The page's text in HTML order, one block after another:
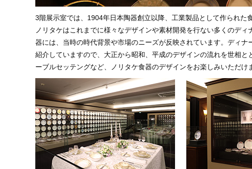
3階展示室では、1904年日本陶器創立以降、工業製品として作られた
ノリタケはこれまでに様々なデザインや素材開発を行ない多くのデ
器には、当時の時代背景や市場のニーズが反映されています。ディ
紹介していますので、大正から昭和、平成のデザインの流れを世相
ーブルセッテングなど、ノリタケ食器のデザインをお楽しみいただけ